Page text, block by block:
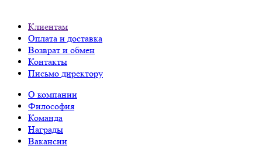
Клиентам
Оплата и доставка
Возврат и обмен
Контакты
Письмо директору
О компании
Философия
Команда
Награды
Вакансии